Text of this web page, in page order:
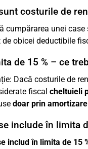
costurile de
cumpărarea unei
de obicei deductibile
de 15 % – ce
Dacă costurile de
fiscal cheltuieli
doar prin
include în limita
includ în limita de 15